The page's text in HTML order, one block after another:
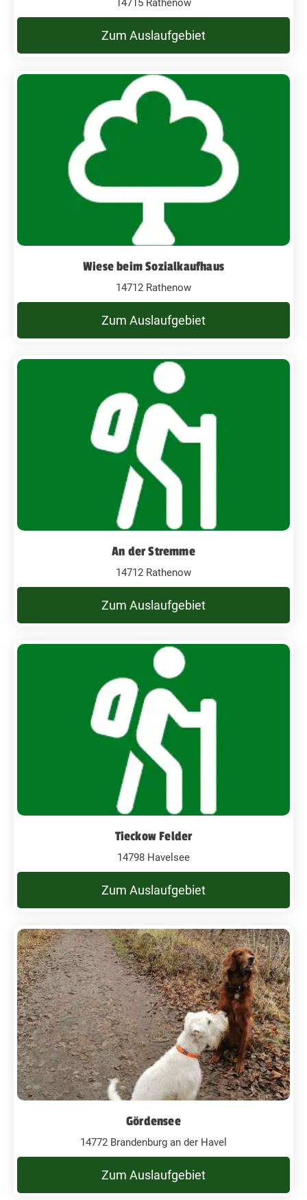
14715 Rathenow
Zum Auslaufgebiet
Wiese beim Sozialkaufhaus
14712 Rathenow
Zum Auslaufgebiet
An der Stremme
14712 Rathenow
Zum Auslaufgebiet
Tieckow Felder
14798 Havelsee
Zum Auslaufgebiet
Gördensee
14772 Brandenburg an der Havel
Zum Auslaufgebiet